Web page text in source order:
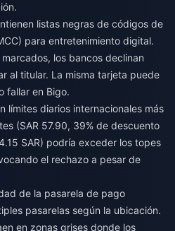
listas negras de códigos de
para entretenimiento digital.
los bancos declinan
al titular. La misma tarjeta puede
fallar en Bigo.
límites diarios internacionales más
(SAR 57.90, 39% de descuento
SAR) podría exceder los topes
el rechazo a pesar de
de la pasarela de pago
pasarelas según la ubicación.
en zonas grises donde los